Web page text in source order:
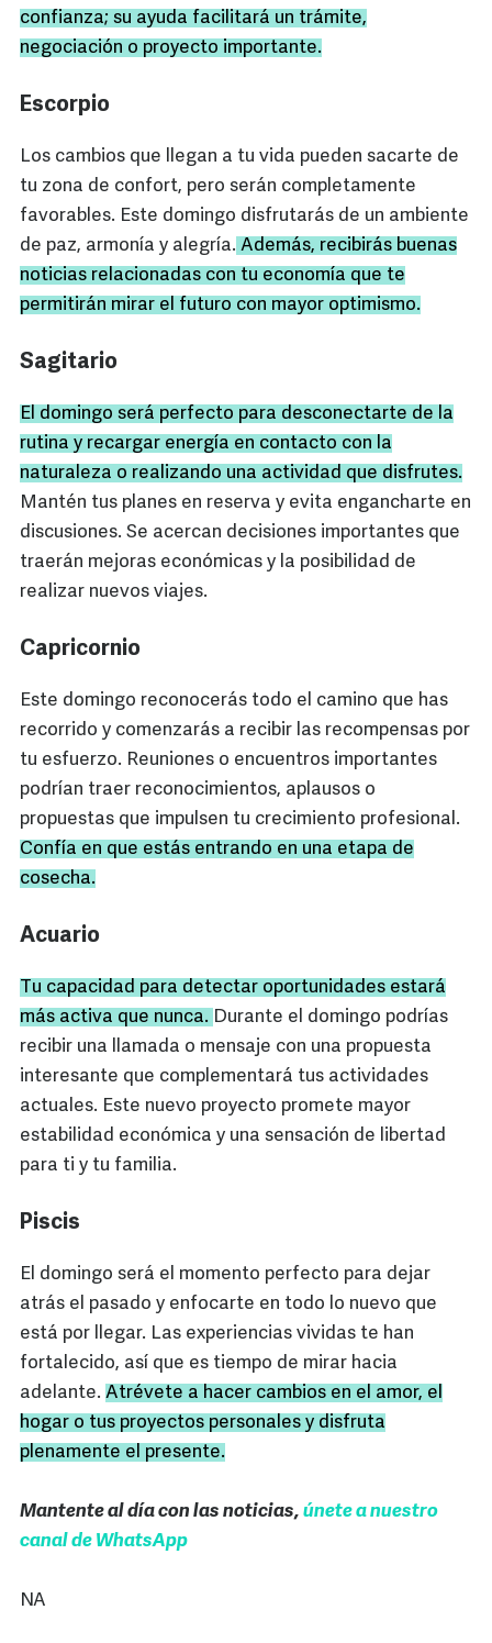
confianza; su ayuda facilitará un trámite,
negociación o proyecto importante.
Escorpio
Los cambios que llegan a tu vida pueden sacarte de
tu zona de confort, pero serán completamente
favorables. Este domingo disfrutarás de un ambiente
de paz, armonía y alegría. Además, recibirás buenas
noticias relacionadas con tu economía que te
permitirán mirar el futuro con mayor optimismo.
Sagitario
El domingo será perfecto para desconectarte de la
rutina y recargar energía en contacto con la
naturaleza o realizando una actividad que disfrutes.
Mantén tus planes en reserva y evita engancharte en
discusiones. Se acercan decisiones importantes que
traerán mejoras económicas y la posibilidad de
realizar nuevos viajes.
Capricornio
Este domingo reconocerás todo el camino que has
recorrido y comenzarás a recibir las recompensas por
tu esfuerzo. Reuniones o encuentros importantes
podrían traer reconocimientos, aplausos o
propuestas que impulsen tu crecimiento profesional.
Confía en que estás entrando en una etapa de
cosecha.
Acuario
Tu capacidad para detectar oportunidades estará
más activa que nunca. Durante el domingo podrías
recibir una llamada o mensaje con una propuesta
interesante que complementará tus actividades
actuales. Este nuevo proyecto promete mayor
estabilidad económica y una sensación de libertad
para ti y tu familia.
Piscis
El domingo será el momento perfecto para dejar
atrás el pasado y enfocarte en todo lo nuevo que
está por llegar. Las experiencias vividas te han
fortalecido, así que es tiempo de mirar hacia
adelante. Atrévete a hacer cambios en el amor, el
hogar o tus proyectos personales y disfruta
plenamente el presente.
Mantente al día con las noticias, únete a nuestro
canal de WhatsApp
NA